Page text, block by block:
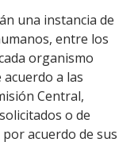
Funcionarias/os
Egresadas/os
una instancia de
entre los
organismo
a las
Central,
o de
acuerdo de sus